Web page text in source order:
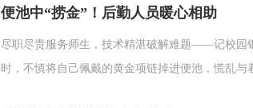
三要坚守安全底线。压实责任链条，确保食...
便池中“捞金”！后勤人员暖心相助
尽职尽责服务师生，技术精湛破解难题——记校园
时，不慎将自己佩戴的黄金项链掉进便池，慌乱